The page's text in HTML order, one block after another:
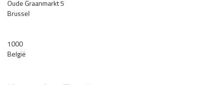
Oude Graanmarkt 5
Brussel
1000
België